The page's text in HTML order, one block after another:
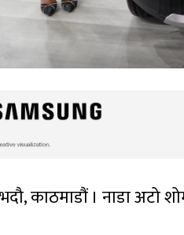
काठमाडौं । नाडा अटो